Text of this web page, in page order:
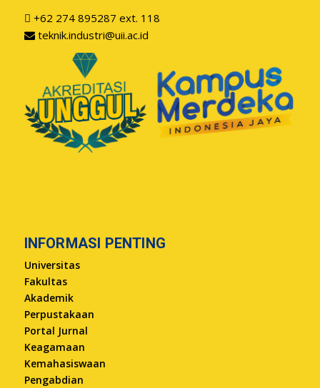
+62 274 895287 ext. 118
teknik.industri@uii.ac.id
INFORMASI PENTING
Universitas
Fakultas
Akademik
Perpustakaan
Portal Jurnal
Keagamaan
Kemahasiswaan
Pengabdian